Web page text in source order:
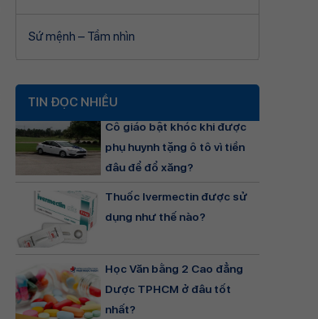
Sứ mệnh – Tầm nhìn
TIN ĐỌC NHIỀU
Cô giáo bật khóc khi được
phụ huynh tặng ô tô vì tiền
đâu để đổ xăng?
Thuốc Ivermectin được sử
dụng như thế nào?
Học Văn bằng 2 Cao đẳng
Dược TPHCM ở đâu tốt
nhất?